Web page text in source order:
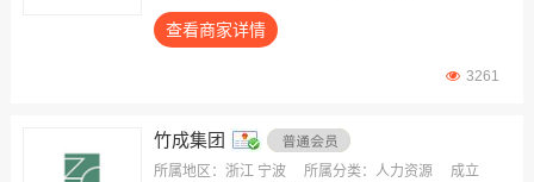
查看商家详情
3261
竹成集团
所属地区：浙江 宁波 所属分类：人力资源
成立